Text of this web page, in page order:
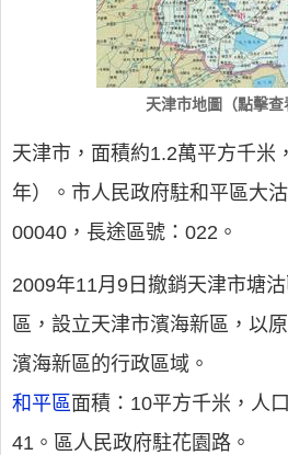
天津市地圖（點擊查
天津市，面積約1.2萬平方千米
年）。市人民政府駐和平區大
00040，長途區號：022。
2009年11月9日撤銷天津市塘
區，設立天津市濱海新區，以
濱海新區的行政區域。
和平區面積：10平方千米，人
41。區人民政府駐花園路。